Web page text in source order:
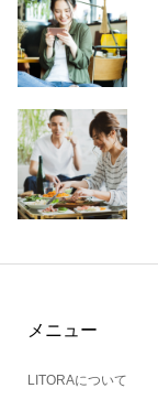
メニュー
LITORAについて